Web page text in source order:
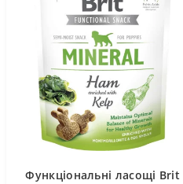
Функціональні ласощі Brit